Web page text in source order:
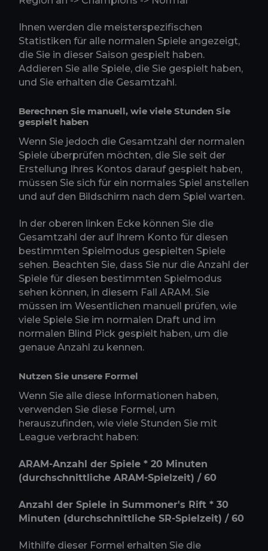
Ihnen werden die meisterspezifischen
Statistiken für alle normalen Spiele angezeigt,
die Sie in dieser Saison gespielt haben.
Addieren Sie alle Spiele, die Sie gespielt haben,
und Sie erhalten die Gesamtzahl.
Berechnen Sie manuell, wie viele Stunden Sie
gespielt haben
Wenn Sie jedoch die Gesamtzahl der normalen
Spiele überprüfen möchten, die Sie seit der
Erstellung Ihres Kontos darauf gespielt haben,
müssen Sie sich für ein normales Spiel anstellen
und auf den Bildschirm nach dem Spiel warten.
In der oberen linken Ecke können Sie die
Gesamtzahl der auf Ihrem Konto für diesen
bestimmten Spielmodus gespielten Spiele
sehen. Beachten Sie, dass Sie nur die Anzahl der
Spiele für diesen bestimmten Spielmodus
sehen können, in diesem Fall ARAM. Sie
müssen im Wesentlichen manuell prüfen, wie
viele Spiele Sie im normalen Draft und im
normalen Blind Pick gespielt haben, um die
genaue Anzahl zu kennen.
Nutzen Sie unsere Formel
Wenn Sie alle diese Informationen haben,
verwenden Sie diese Formel, um
herauszufinden, wie viele Stunden Sie mit
League verbracht haben:
ARAM-Anzahl der Spiele * 20 Minuten
(durchschnittliche ARAM-Spielzeit) / 60
Anzahl der Spiele in Summoner's Rift * 30
Minuten (durchschnittliche SR-Spielzeit) / 60
Mithilfe dieser Formel erhalten Sie die